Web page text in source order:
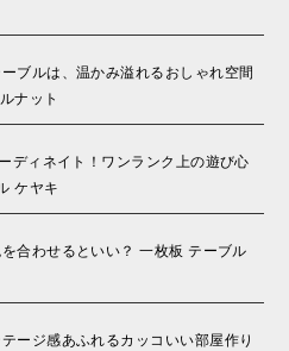
ブルは、温かみ溢れるおしゃれ空間
ナット
ディネイト！ワンランク上の遊び心
ケヤキ
合わせるといい？ 一枚板 テーブル
ージ感あふれるカッコいい部屋作り